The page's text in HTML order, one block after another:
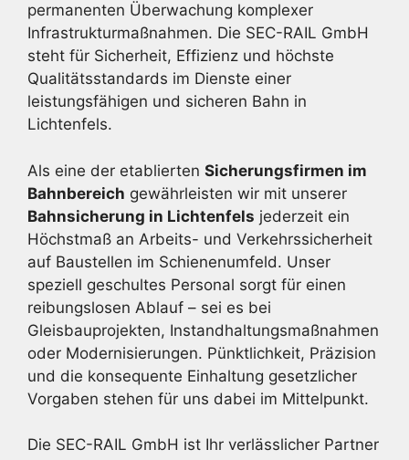
permanenten Überwachung komplexer
Infrastrukturmaßnahmen. Die SEC-RAIL GmbH
steht für Sicherheit, Effizienz und höchste
Qualitätsstandards im Dienste einer
leistungsfähigen und sicheren Bahn in
Lichtenfels.
Als eine der etablierten Sicherungsfirmen im
Bahnbereich gewährleisten wir mit unserer
Bahnsicherung in Lichtenfels jederzeit ein
Höchstmaß an Arbeits- und Verkehrssicherheit
auf Baustellen im Schienenumfeld. Unser
speziell geschultes Personal sorgt für einen
reibungslosen Ablauf – sei es bei
Gleisbauprojekten, Instandhaltungsmaßnahmen
oder Modernisierungen. Pünktlichkeit, Präzision
und die konsequente Einhaltung gesetzlicher
Vorgaben stehen für uns dabei im Mittelpunkt.
Die SEC-RAIL GmbH ist Ihr verlässlicher Partner